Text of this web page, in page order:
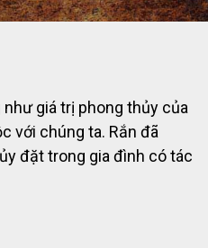
giá trị phong thủy của
với chúng ta. Rắn đã
đặt trong gia đình có tác